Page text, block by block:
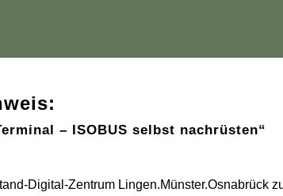
– ISOBUS selbst nachrüsten“
Digital-Zentrum Lingen.Münster.Osnabrück